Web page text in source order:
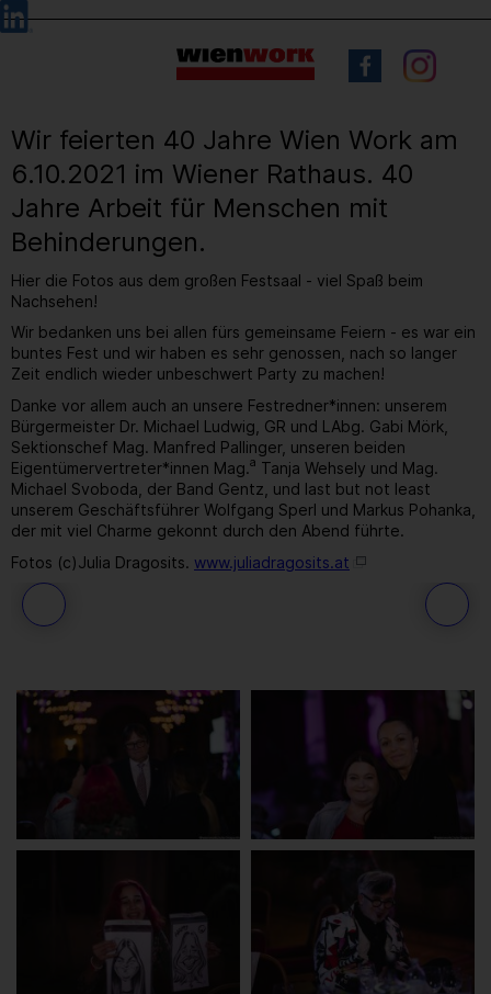
Barrierefreie
Bedienung
Sprachauswahl
Wir feierten 40 Jahre Wien Work am
6.10.2021 im Wiener Rathaus. 40
Jahre Arbeit für Menschen mit
Behinderungen.
Hier die Fotos aus dem großen Festsaal - viel Spaß beim
Nachsehen!
Wir bedanken uns bei allen fürs gemeinsame Feiern - es war ein
buntes Fest und wir haben es sehr genossen, nach so langer
Zeit endlich wieder unbeschwert Party zu machen!
Danke vor allem auch an unsere Festredner*innen: unserem
Bürgermeister Dr. Michael Ludwig, GR und LAbg. Gabi Mörk,
Sektionschef Mag. Manfred Pallinger, unseren beiden
Eigentümervertreter*innen Mag.a Tanja Wehsely und Mag.
Michael Svoboda, der Band Gentz, und last but not least
unserem Geschäftsführer Wolfgang Sperl und Markus Pohanka,
der mit viel Charme gekonnt durch den Abend führte.
Fotos (c)Julia Dragosits. www.juliadragosits.at
184 / 259